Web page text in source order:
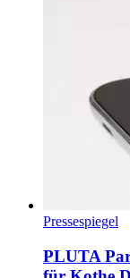
Pressespiegel
PLUTA